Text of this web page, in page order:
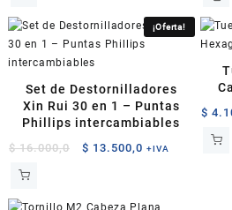
tiene
se
¡Oferta!
Set de Destornilladores
Xin Rui 30 en 1 – Puntas
Phillips intercambiables
$16.000,0
El
era:
$ 13.500,0 El
es:
+IVA
$